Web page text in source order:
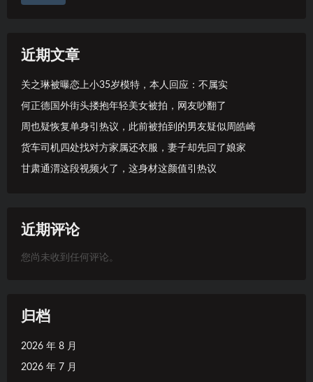
近期文章
关之琳被曝恋上小35岁模特，本人回应：不属实
何正德国外街头搂抱年轻美女被拍，网友吵翻了
周也疑恢复单身引热议，此前被拍到的男友疑似周皓崎
货车司机四处找对方家属还衣服，妻子却先回了娘家
甘肃通渭这段视频火了，这身材这颜值引热议
近期评论
您尚未收到任何评论。
归档
2026 年 8 月
2026 年 7 月